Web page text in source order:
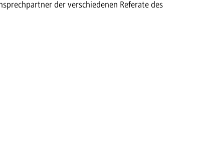
der verschiedenen Referate des